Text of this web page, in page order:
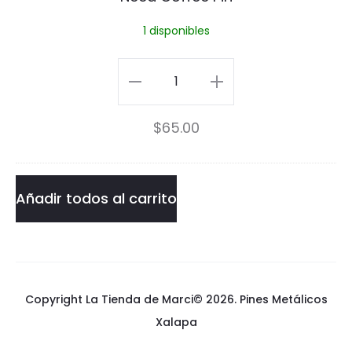
o
f
e
e
i
1 disponibles
Need
Coffee
cantidad
$65.00
Añadir todos al carrito
Copyright La Tienda de Marci© 2026.Pines Metálicos
Xalapa